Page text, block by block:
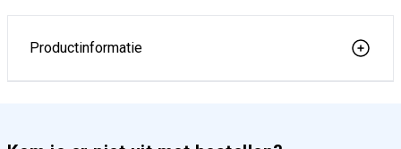
Productinformatie